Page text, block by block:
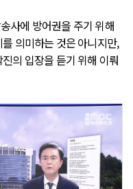
사에 방어권을 주기 위해
의미하는 것은 아니지만,
의 입장을 듣기 위해 이뤄